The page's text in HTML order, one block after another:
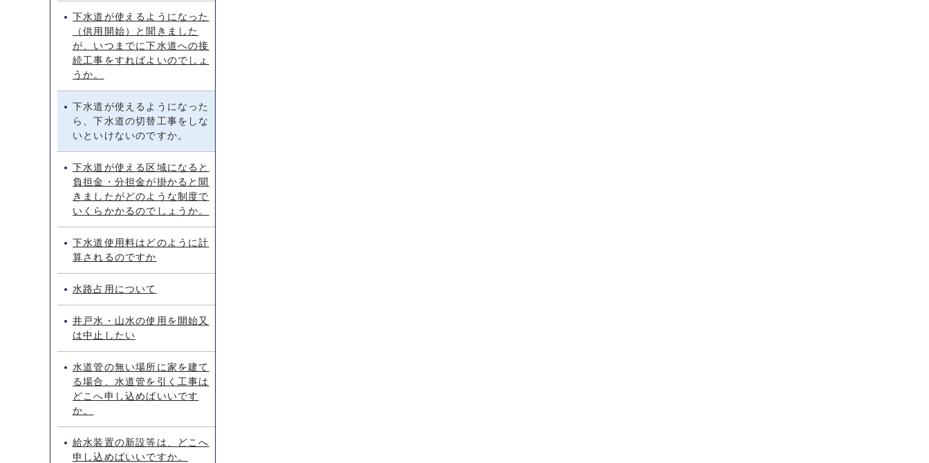
下水道が使えるようになった
（供用開始）と聞きました
が、いつまでに下水道への接
続工事をすればよいのでしょ
うか。
下水道が使えるようになった
ら、下水道の切替工事をしな
いといけないのですか。
下水道が使える区域になると
負担金・分担金が掛かると聞
きましたがどのような制度で
いくらかかるのでしょうか。
下水道使用料はどのように計
算されるのですか
水路占用について
井戸水・山水の使用を開始又
は中止したい
水道管の無い場所に家を建て
る場合、水道管を引く工事は
どこへ申し込めばいいです
か。
給水装置の新設等は、どこへ
申し込めばいいですか。